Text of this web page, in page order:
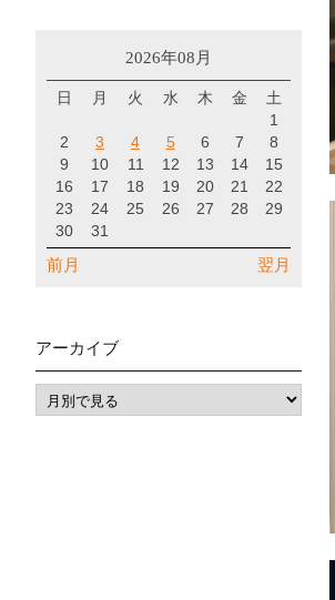
2026年08月
日 月 火 水 木 金
土
1
2
3 4 5 6 7
8
9
10 11 12 13 14
15
16
17 18 19 20 21
22
23
24 25 26 27 28
29
30
31
前月 翌月
アーカイブ